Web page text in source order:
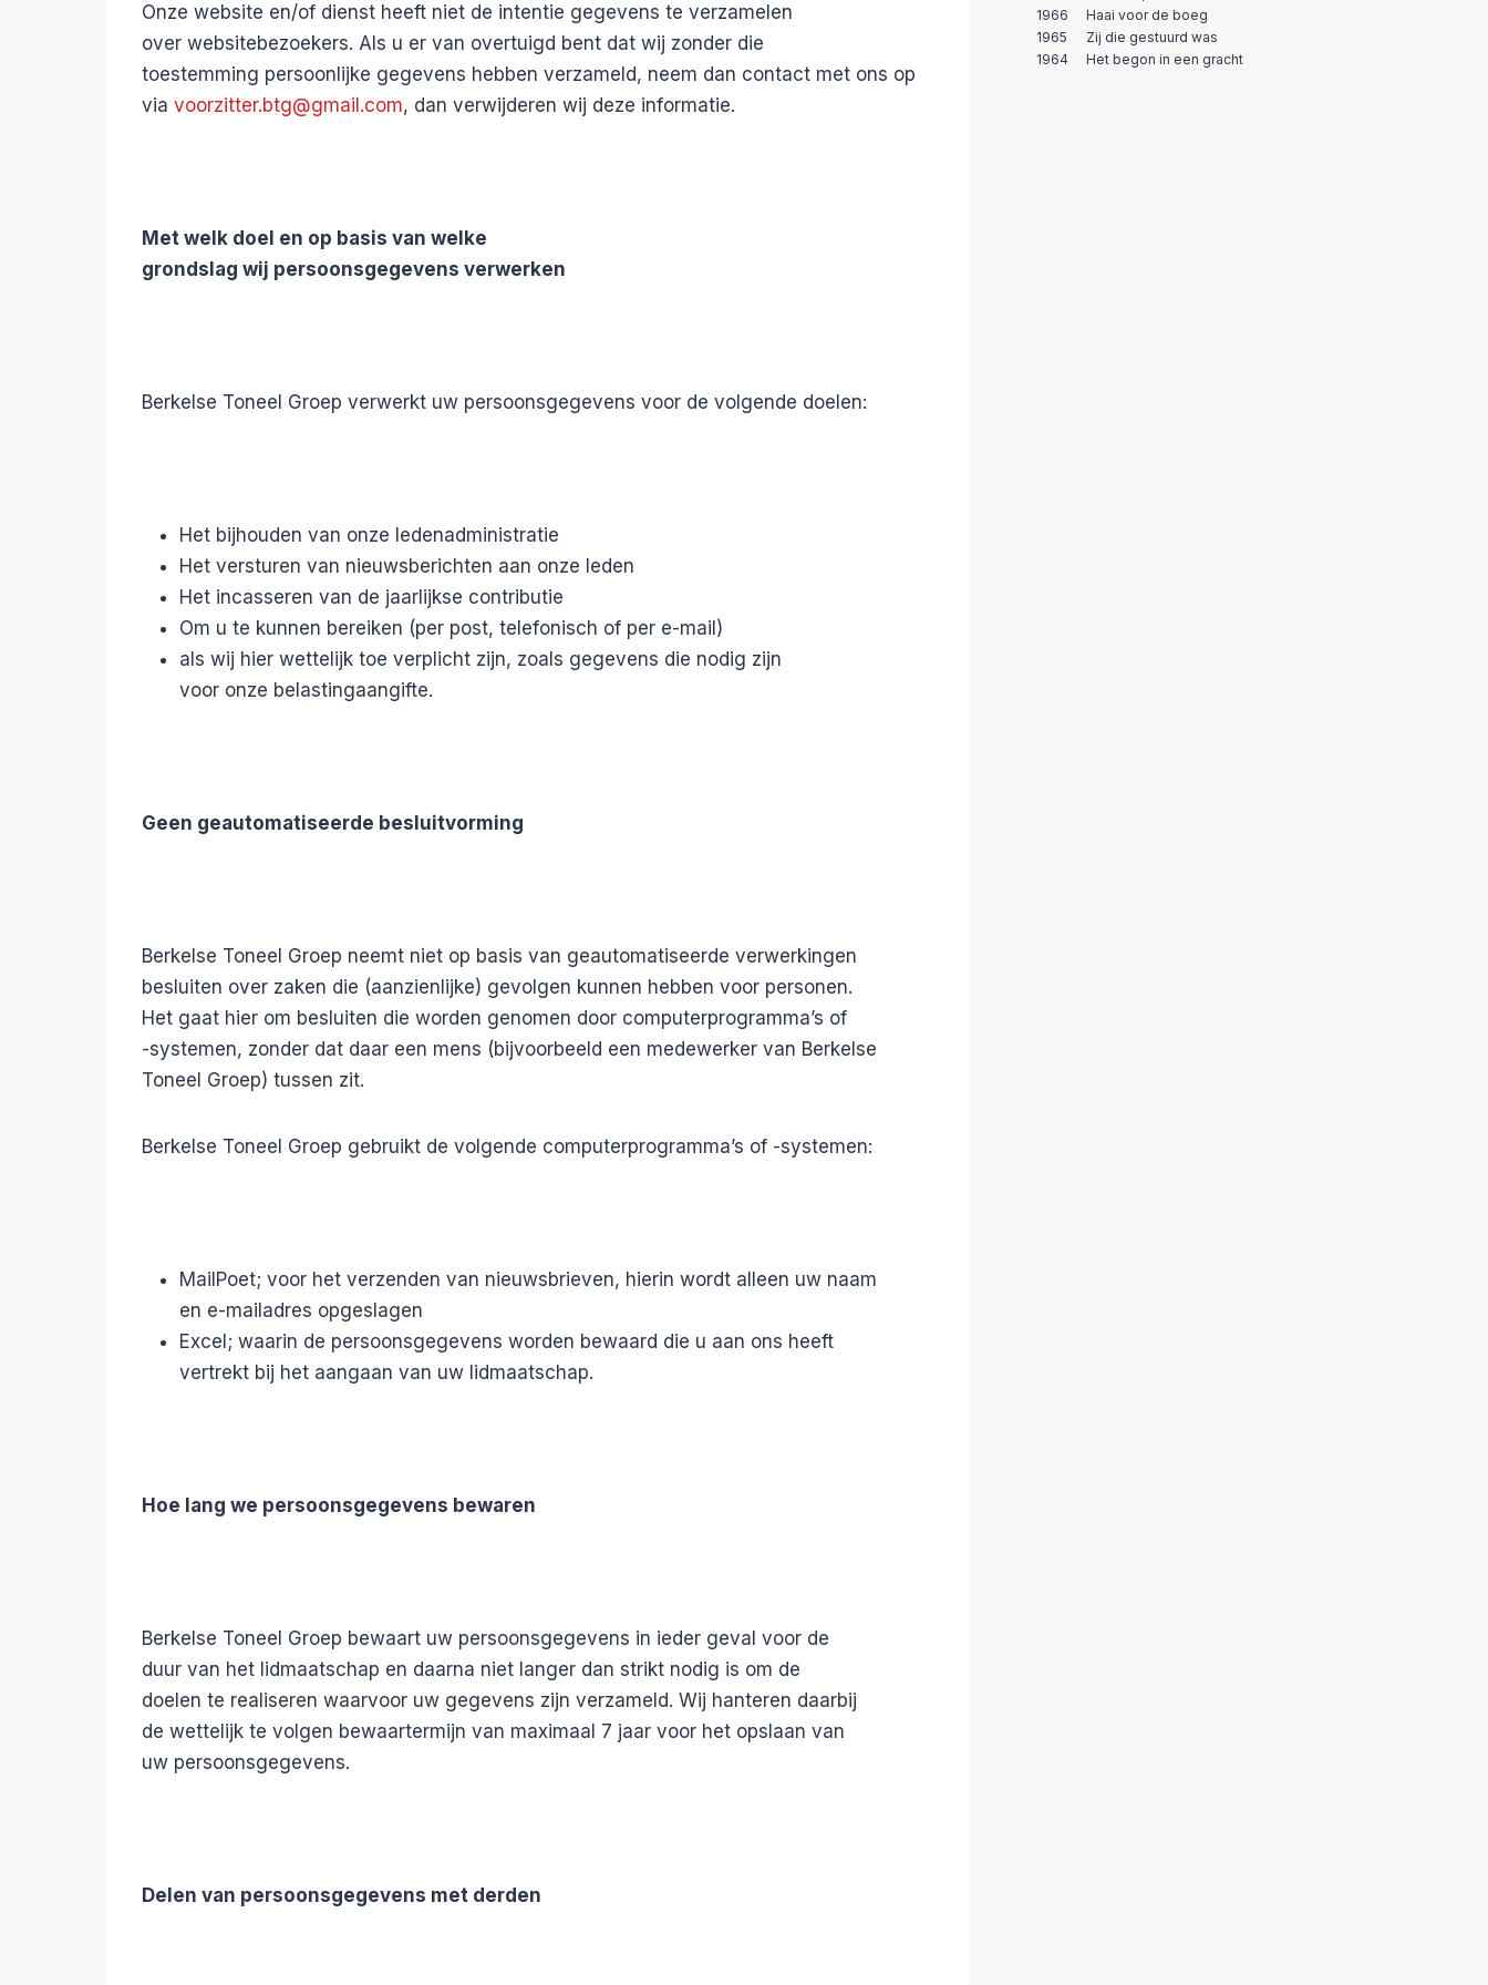
Onze website en/of dienst heeft niet de intentie gegevens te verzamelen
over websitebezoekers. Als u er van overtuigd bent dat wij zonder die
toestemming persoonlijke gegevens hebben verzameld, neem dan contact met ons op
via voorzitter.btg@gmail.com, dan verwijderen wij deze informatie.
Met welk doel en op basis van welke
grondslag wij persoonsgegevens verwerken
Berkelse Toneel Groep verwerkt uw persoonsgegevens voor de volgende doelen:
Het bijhouden van onze ledenadministratie
Het versturen van nieuwsberichten aan onze leden
Het incasseren van de jaarlijkse contributie
Om u te kunnen bereiken (per post, telefonisch of per e-mail)
als wij hier wettelijk toe verplicht zijn, zoals gegevens die nodig zijn
voor onze belastingaangifte.
Geen geautomatiseerde besluitvorming
Berkelse Toneel Groep neemt niet op basis van geautomatiseerde verwerkingen
besluiten over zaken die (aanzienlijke) gevolgen kunnen hebben voor personen.
Het gaat hier om besluiten die worden genomen door computerprogramma’s of
-systemen, zonder dat daar een mens (bijvoorbeeld een medewerker van Berkelse
Toneel Groep) tussen zit.
Berkelse Toneel Groep gebruikt de volgende computerprogramma’s of -systemen:
MailPoet; voor het verzenden van nieuwsbrieven, hierin wordt alleen uw naam
en e-mailadres opgeslagen
Excel; waarin de persoonsgegevens worden bewaard die u aan ons heeft
vertrekt bij het aangaan van uw lidmaatschap.
Hoe lang we persoonsgegevens bewaren
Berkelse Toneel Groep bewaart uw persoonsgegevens in ieder geval voor de
duur van het lidmaatschap en daarna niet langer dan strikt nodig is om de
doelen te realiseren waarvoor uw gegevens zijn verzameld. Wij hanteren daarbij
de wettelijk te volgen bewaartermijn van maximaal 7 jaar voor het opslaan van
uw persoonsgegevens.
Delen van persoonsgegevens met derden
1966
1965
1964
Haai voor de boeg
Zij die gestuurd was
Het begon in een gracht